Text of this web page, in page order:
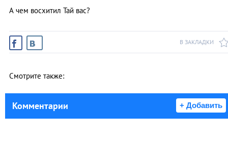
А чем восхитил Тай вас?
В ЗАКЛАДКИ
Смотрите также:
Комментарии + Добавить